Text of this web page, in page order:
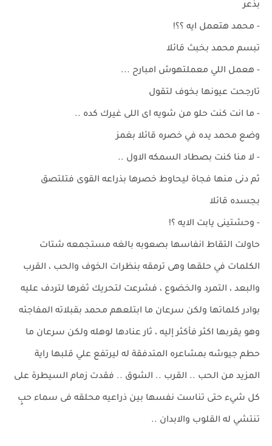
بذعر
- محمد هتعمل ايه ؟؟!
تبسم محمد بخبث قائلا
- هعمل اللي معملتهوش امبارح ...
تارجحت عيونها بخوف لتقول
- ما انت كنت حلو من شويه اى اللى غيرك كده ..
وضع محمد يده في خصره قائلا بغمز
- لا منا كنت بصطاد السمكه الاول ..
ثم دنى منها فجاة ليحاوط خصرها بذراعه القوى فتلتصق
بجسده قائلا
- وحشتينى يابت الايه ؟!
حاولت التقاط انفاسها بصعوبه بالغه مستجمعه شتات
الكلمات في حلقها وهى ترمقه بنظرات الخوف والحب ، القرب
والبعد ، التمرد والخضوع ، فشرعت لتحريك ثغرها لتردف عليه
بوادر كلماتها ولكن سرعان ما ابتلعهم محمد بقبلاته المفاجئه
وهو يقربها اكثر فأكثر إليه ، ثار عنادها لوهله ولكن سرعان ما
حطم جيوشه بمشاعره المتدفقة له ليرتفع علي قلبها راية
المزيد من الحب .. القرب .. الشوق .. فقدت زمام السيطرة على
كل شيء حتى تناست نفسها بين ذراعيه محلقه فى سماء حبٍ
تنتشي له القلوب والابدان ..